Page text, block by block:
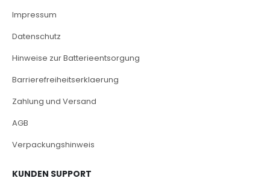
Impressum
Datenschutz
Hinweise zur Batterieentsorgung
Barrierefreiheitserklaerung
Zahlung und Versand
AGB
Verpackungshinweis
KUNDEN SUPPORT